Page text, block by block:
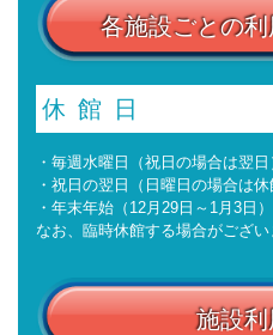
各施設ごとの
休館日
・毎週水曜日（祝日の場合は翌日
・祝日の翌日（日曜日の場合は休
・年末年始（12月29日～1月3日）
なお、臨時休館する場合がござい
施設